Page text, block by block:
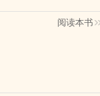
阅读本书